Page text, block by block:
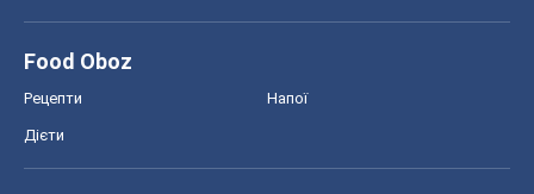
Food Oboz
Рецепти Напої
Дієти